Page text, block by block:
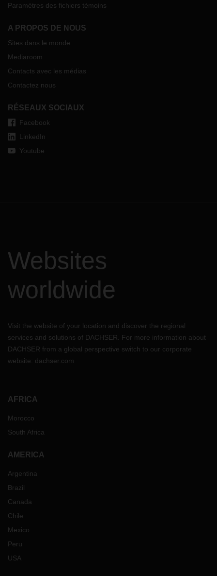
Paramètres des fichiers témoins
A PROPOS DE NOUS
Sites dans le monde
Mediaroom
Contacts avec les médias
Contactez nous
RÉSEAUX SOCIAUX
Facebook
LinkedIn
Youtube
Websites
worldwide
Visit the website of your location and discover the regional
services and solutions of DACHSER. For more information about
DACHSER from a global perspective switch to our corporate
website: dachser.com
AFRICA
Morocco
South Africa
AMERICA
Argentina
Brazil
Canada
Chile
Mexico
Peru
USA